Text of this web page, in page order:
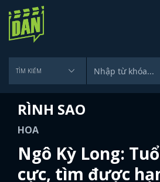
RÌNH SAO
HOA
Ngô Kỳ Long:
cực, tìm được